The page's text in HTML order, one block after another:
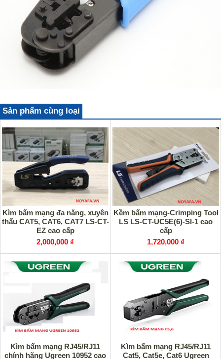
Sản phẩm cùng loại
Kìm bấm mạng đa năng, xuyên
thấu CAT5, CAT6, CAT7 LS-CT-
EZ cao cấp
2,000,000 ₫
Kềm bấm mạng-Crimping Tool
LS LS-CT-UC5E(6)-SI-1 cao
cấp
1,720,000 ₫
Kìm bấm mạng RJ45/RJ11
chính hãng Ugreen 10952 cao
Kìm bấm mạng RJ45/RJ11
Cat5, Cat5e, Cat6 Ugreen